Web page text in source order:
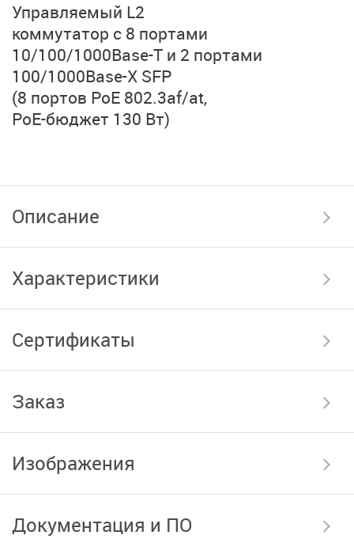
Управляемый L2
коммутатор с 8 портами
10/100/1000Base-T и 2 портами
100/1000Base-X SFP
(8 портов PoE 802.3af/at,
PoE-бюджет 130 Вт)
Описание
Характеристики
Сертификаты
Заказ
Изображения
Документация и ПО